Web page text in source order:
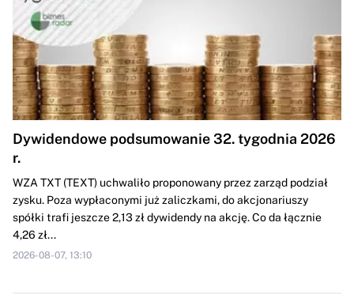
Dywidendowe podsumowanie 32. tygodnia 2026
r.
WZA TXT (TEXT) uchwaliło proponowany przez zarząd podział
zysku. Poza wypłaconymi już zaliczkami, do akcjonariuszy
spółki trafi jeszcze 2,13 zł dywidendy na akcję. Co da łącznie
4,26 zł...
2026-08-07, 13:10